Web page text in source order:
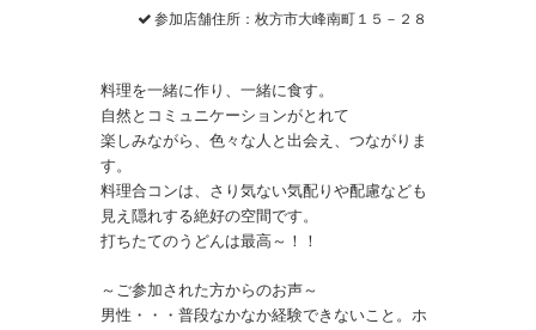
参加店舗住所：枚方市大峰南町１５－２８
料理を一緒に作り、一緒に食す。
自然とコミュニケーションがとれて
楽しみながら、色々な人と出会え、つながりま
す。
料理合コンは、さり気ない気配りや配慮なども
見え隠れする絶好の空間です。
打ちたてのうどんは最高～！！
～ご参加された方からのお声～
男性・・・普段なかなか経験できないこと。ホ